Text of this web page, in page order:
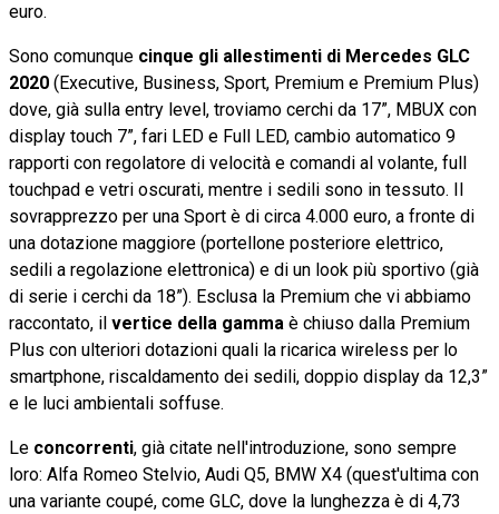
euro.
Sono comunque cinque gli allestimenti di Mercedes GLC
2020 (Executive, Business, Sport, Premium e Premium Plus)
dove, già sulla entry level, troviamo cerchi da 17”, MBUX con
display touch 7”, fari LED e Full LED, cambio automatico 9
rapporti con regolatore di velocità e comandi al volante, full
touchpad e vetri oscurati, mentre i sedili sono in tessuto. Il
sovrapprezzo per una Sport è di circa 4.000 euro, a fronte di
una dotazione maggiore (portellone posteriore elettrico,
sedili a regolazione elettronica) e di un look più sportivo (già
di serie i cerchi da 18”). Esclusa la Premium che vi abbiamo
raccontato, il vertice della gamma è chiuso dalla Premium
Plus con ulteriori dotazioni quali la ricarica wireless per lo
smartphone, riscaldamento dei sedili, doppio display da 12,3”
e le luci ambientali soffuse.
Le concorrenti, già citate nell'introduzione, sono sempre
loro: Alfa Romeo Stelvio, Audi Q5, BMW X4 (quest'ultima con
una variante coupé, come GLC, dove la lunghezza è di 4,73